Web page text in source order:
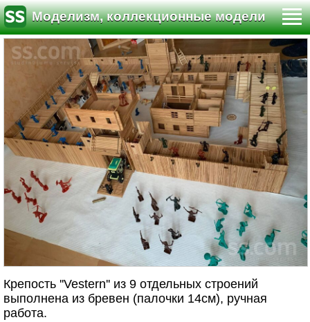
Моделизм, коллекционные модели
Крепость ''Vestern'' из 9 отдельных строений
выполнена из бревен (палочки 14см), ручная
работа.